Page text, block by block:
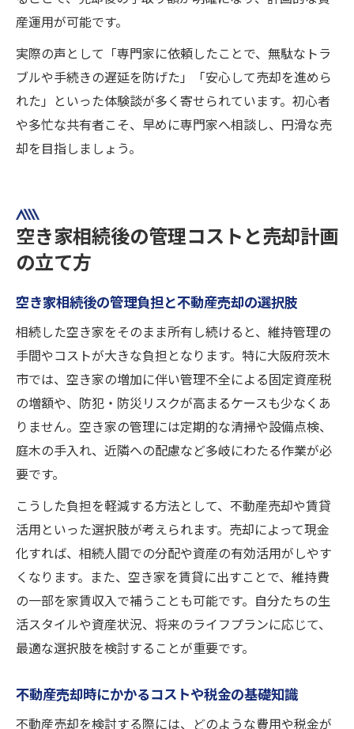
産運用が可能です。
実際の声として「専門家に依頼したことで、無駄なトラ
ブルや手続きの遅延を防げた」「安心して売却を進めら
れた」といった体験談が多く寄せられています。初心者
や多忙な共有者こそ、早めに専門家へ相談し、円滑な売
却を目指しましょう。
空き家相続後の管理コストと売却計画
の立て方
空き家相続後の管理負担と不動産売却の選択肢
相続した空き家をそのまま所有し続けると、維持管理の
手間やコストが大きな負担となります。特に大阪府茨木
市では、空き家の増加に伴い管理不全による固定資産税
の増額や、防犯・防災リスクが高まるケースも少なくあ
りません。空き家の管理には定期的な清掃や設備点検、
庭木の手入れ、近隣への配慮など多岐にわたる作業が必
要です。
こうした負担を軽減する方法として、不動産売却や賃貸
活用といった選択肢が考えられます。売却によって現金
化すれば、相続人間での分配や資産の有効活用がしやす
くなります。また、空き家を賃貸に出すことで、維持費
の一部を家賃収入で補うことも可能です。自分たちの生
活スタイルや資産状況、将来のライフプランに応じて、
最適な選択肢を検討することが重要です。
不動産売却時にかかるコストや税金の基礎知識
不動産売却を検討する際には、どのような費用や税金が